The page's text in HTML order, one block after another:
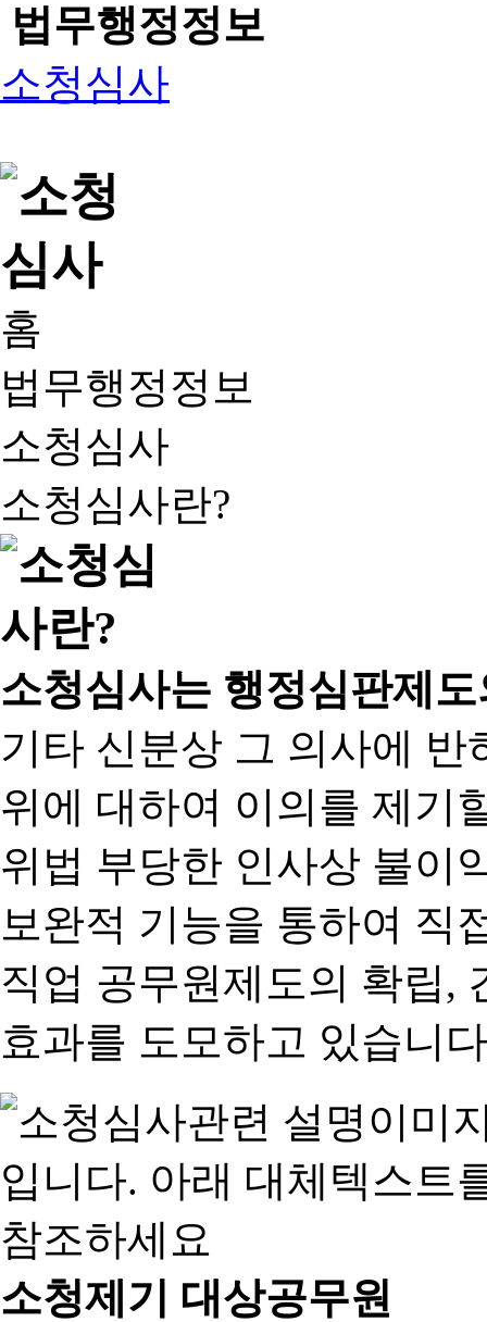
법무행정정보
소청심사
홈
법무행정정보
소청심사
소청심사란?
소청심사는 행정심판제
기타 신분상 그 의사에
위에 대하여 이의를 제기
위법 부당한 인사상 불이
보완적 기능을 통하여 직
직업 공무원제도의 확립,
효과를 도모하고 있습니
소청제기 대상공무원